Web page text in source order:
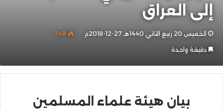
إلى العراق
الخميس 20 ربيع الثاني 1440هـ 27-12-2018م 748
دقيقة واحدة
بيان هيئة علماء المسلمين